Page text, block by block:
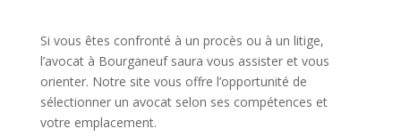
Si vous êtes confronté à un procès ou à un litige,
l’avocat à Bourganeuf saura vous assister et vous
orienter. Notre site vous offre l’opportunité de
sélectionner un avocat selon ses compétences et
votre emplacement.